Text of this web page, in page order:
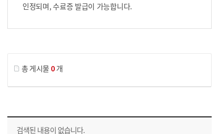
인정되며, 수료증 발급이 가능합니다.
총 게시물0개
교육신청 목록을 나타낸 표로 회차, 지역, 접수기간, 교육기간, 교육장소, 신청인원/모집인원, 상태로 나뉘어 설명합니다.
검색된 내용이 없습니다.